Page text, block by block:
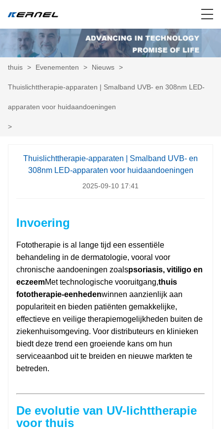
thuis > Evenementen > Nieuws >
Thuislichttherapie-apparaten | Smalband UVB- en 308nm LED-
apparaten voor huidaandoeningen
>
Thuislichttherapie-apparaten | Smalband UVB- en
308nm LED-apparaten voor huidaandoeningen
2025-09-10 17:41
Invoering
Fototherapie is al lange tijd een essentiële
behandeling in de dermatologie, vooral voor
chronische aandoeningen zoalspsoriasis, vitiligo en
eczeemMet technologische vooruitgang,thuis
fototherapie-eenhedenwinnen aanzienlijk aan
populariteit en bieden patiënten gemakkelijke,
effectieve en veilige therapiemogelijkheden buiten de
ziekenhuisomgeving. Voor distributeurs en klinieken
biedt deze trend een groeiende kans om hun
serviceaanbod uit te breiden en nieuwe markten te
betreden.
De evolutie van UV-lichttherapie
voor thuis